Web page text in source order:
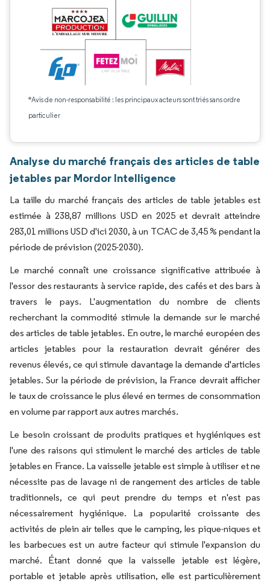
*Avis de non-responsabilité : les principaux acteurs sont triés sans ordre
particulier
Analyse du marché français des articles de table
jetables par Mordor Intelligence
La taille du marché français des articles de table jetables est
estimée à 238,87 millions USD en 2025 et devrait atteindre
283,01 millions USD d'ici 2030, à un TCAC de 3,45 % pendant la
période de prévision (2025-2030).
Le marché connaît une croissance significative attribuée à
l'essor des restaurants à service rapide, des cafés et des bars à
travers le pays. L'augmentation du nombre de clients
recherchant la commodité stimule la demande sur le marché
des articles de table jetables. En outre, le marché européen des
articles jetables pour la restauration devrait générer des
revenus élevés, ce qui stimule davantage la demande d'articles
jetables. Sur la période de prévision, la France devrait afficher
le taux de croissance le plus élevé en termes de consommation
en volume par rapport aux autres marchés.
Le besoin croissant de produits pratiques et hygiéniques est
l'une des raisons qui stimulent le marché des articles de table
jetables en France. La vaisselle jetable est simple à utiliser et ne
nécessite pas de lavage ni de rangement des articles de table
traditionnels, ce qui peut prendre du temps et n'est pas
nécessairement hygiénique. La popularité croissante des
activités de plein air telles que le camping, les pique-niques et
les barbecues est un autre facteur qui stimule l'expansion du
marché. Étant donné que la vaisselle jetable est légère,
portable et jetable après utilisation, elle est particulièrement